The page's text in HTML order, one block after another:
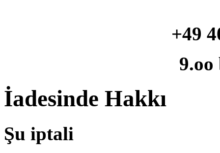
+49
9.oo
İadesinde Hakkı
Şu iptali